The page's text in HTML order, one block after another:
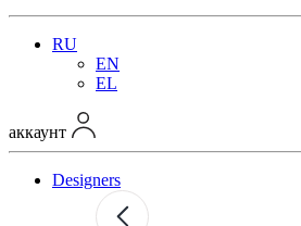
RU
EN
EL
аккаунт
Designers